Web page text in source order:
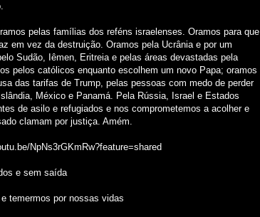
pelas famílias dos reféns israelenses. Oramos para que
em vez da destruição. Oramos pela Ucrânia e por um
Sudão, Iêmen, Eritreia e pelas áreas devastadas pela
pelos católicos enquanto escolhem um novo Papa; oramos
das tarifas de Trump, pelas pessoas com medo de perder
México e Panamá. Pela Rússia, Israel e Estados
de asilo e refugiados e nos comprometemos a acolher e
clamam por justiça. Amém.
NpNs3rGKmRw?feature=shared
e sem saída
temermos por nossas vidas